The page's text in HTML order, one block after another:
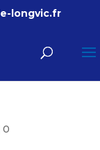
longvic.fr
0